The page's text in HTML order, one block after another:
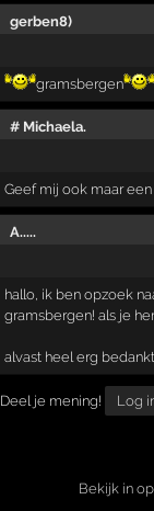
gerben8)
gramsbergen
# Michaela.
Geef mij ook maar
A.....
hallo, ik ben opzoek
gramsbergen! als je
alvast heel erg bedankt
Deel je mening! Log
Bekijk in